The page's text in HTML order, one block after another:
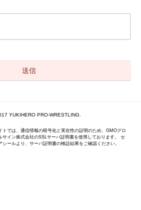
YUKIHERO PRO-WRESTLING.
トでは、通信情報の暗号化と実在性の証明のため、GMOグロ
サイン株式会社のSSLサーバ証明書を使用しております。 セ
シールより、サーバ証明書の検証結果をご確認ください。